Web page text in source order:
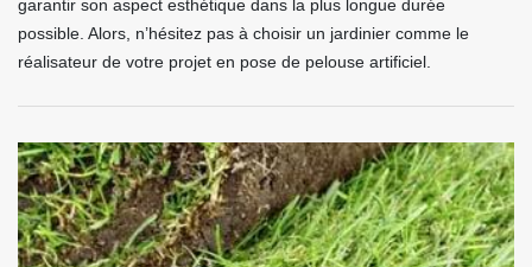
garantir son aspect esthétique dans la plus longue durée
possible. Alors, n’hésitez pas à choisir un jardinier comme le
réalisateur de votre projet en pose de pelouse artificiel.